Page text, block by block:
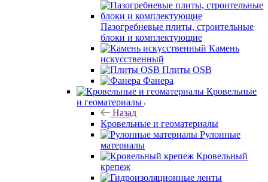
Пазогребневые плиты, строительные
блоки и комплектующие
Камень
искусственный
Плиты OSB
Фанера
Кровельные
и геоматериалы
Назад
Кровельные и геоматериалы
Рулонные
материалы
Кровельный
крепеж